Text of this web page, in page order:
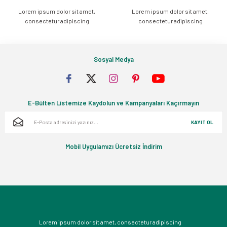
Lorem ipsum dolor sit amet,
consectetur adipiscing
Lorem ipsum dolor sit amet,
consectetur adipiscing
Sosyal Medya
E-Bülten Listemize Kaydolun ve Kampanyaları Kaçırmayın
KAYIT OL
Mobil Uygulamızı Ücretsiz İndirim
Lorem ipsum dolor sit amet, consectetur adipiscing